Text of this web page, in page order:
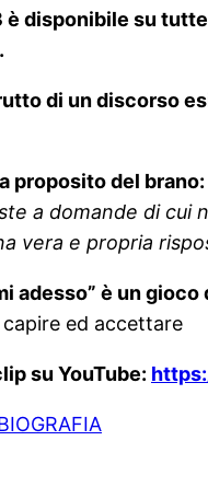
disponibile su
di un discorso
proposito del brano:
a domande di cui
vera e propria
adesso” è un gioco
ed accettare
su YouTube: